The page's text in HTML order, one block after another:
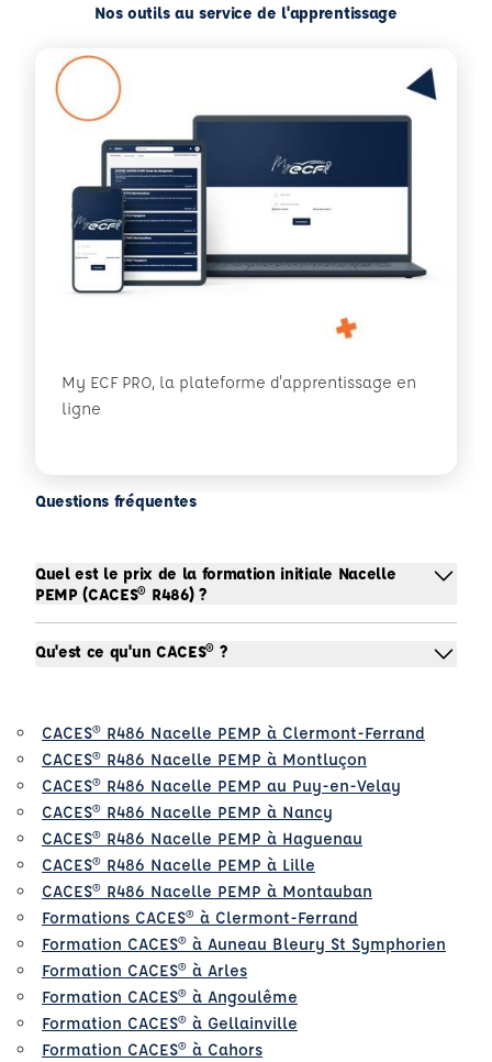
Nos outils au service de l'apprentissage
My ECF PRO, la plateforme d'apprentissage en
ligne
Questions fréquentes
Quel est le prix de la formation initiale Nacelle
PEMP (CACES® R486) ?
Qu'est ce qu'un CACES® ?
CACES® R486 Nacelle PEMP à Clermont-Ferrand
CACES® R486 Nacelle PEMP à Montluçon
CACES® R486 Nacelle PEMP au Puy-en-Velay
CACES® R486 Nacelle PEMP à Nancy
CACES® R486 Nacelle PEMP à Haguenau
CACES® R486 Nacelle PEMP à Lille
CACES® R486 Nacelle PEMP à Montauban
Formations CACES® à Clermont-Ferrand
Formation CACES® à Auneau Bleury St Symphorien
Formation CACES® à Arles
Formation CACES® à Angoulême
Formation CACES® à Gellainville
Formation CACES® à Cahors